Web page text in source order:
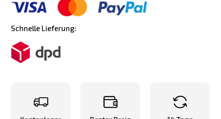
Schnelle Lieferung: